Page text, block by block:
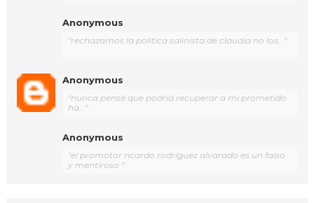
Anonymous
"rechazamos la política salinista de claudia no los..."
Anonymous
"nunca pensé que podría recuperar a mi prometido
ha..."
Anonymous
"el promotor ricardo rodríguez alvarado es un falso
y mentiroso "